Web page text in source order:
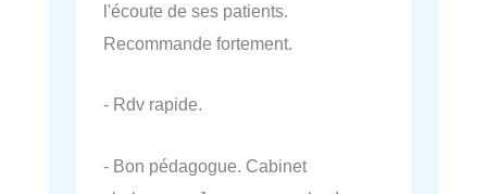
l'écoute de ses patients.
Recommande fortement.
- Rdv rapide.
- Bon pédagogue. Cabinet